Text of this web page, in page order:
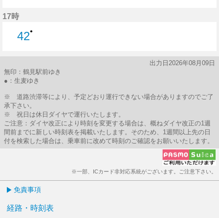
17時
42●
出力日2026年08月09日
無印：鶴見駅前ゆき
●：生麦ゆき
※ 道路渋滞等により、予定どおり運行できない場合がありますのでご了
承下さい。
※ 祝日は休日ダイヤで運行いたします。
ご注意：ダイヤ改正により時刻を変更する場合は、概ねダイヤ改正の1週
間前までに新しい時刻表を掲載いたします。そのため、1週間以上先の日
付を検索した場合は、乗車前に改めて時刻のご確認をお願いいたします。
※一部、ICカード非対応系統がございます。ご注意下さい。
免責事項
経路・時刻表